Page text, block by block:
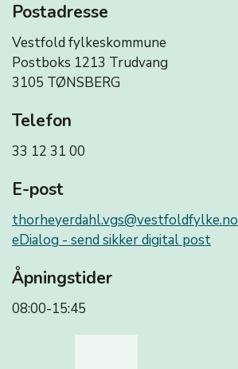
Postadresse
Vestfold fylkeskommune
Postboks 1213 Trudvang
3105 TØNSBERG
Telefon
33 12 31 00
E-post
thorheyerdahl.vgs@vestfoldfylke.no
eDialog - send sikker digital post
Åpningstider
08:00-15:45